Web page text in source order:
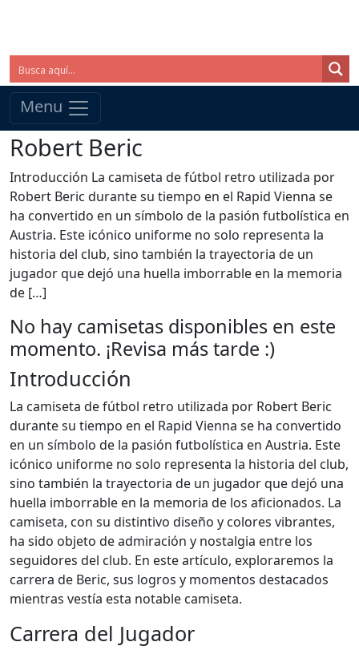
Menu
Robert Beric
Introducción La camiseta de fútbol retro utilizada por
Robert Beric durante su tiempo en el Rapid Vienna se
ha convertido en un símbolo de la pasión futbolística en
Austria. Este icónico uniforme no solo representa la
historia del club, sino también la trayectoria de un
jugador que dejó una huella imborrable en la memoria
de […]
No hay camisetas disponibles en este
momento. ¡Revisa más tarde :)
Introducción
La camiseta de fútbol retro utilizada por Robert Beric
durante su tiempo en el Rapid Vienna se ha convertido
en un símbolo de la pasión futbolística en Austria. Este
icónico uniforme no solo representa la historia del club,
sino también la trayectoria de un jugador que dejó una
huella imborrable en la memoria de los aficionados. La
camiseta, con su distintivo diseño y colores vibrantes,
ha sido objeto de admiración y nostalgia entre los
seguidores del club. En este artículo, exploraremos la
carrera de Beric, sus logros y momentos destacados
mientras vestía esta notable camiseta.
Carrera del Jugador